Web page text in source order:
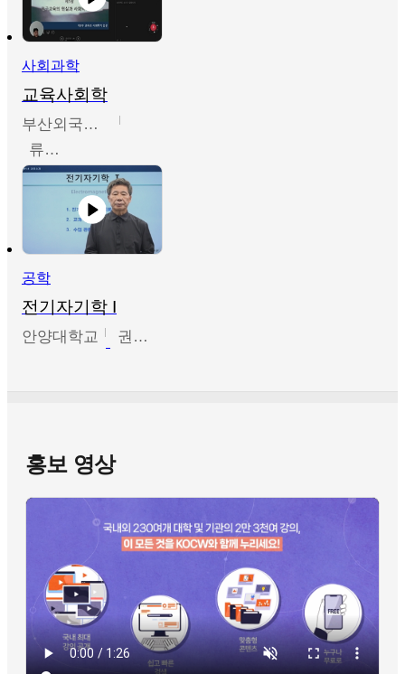
사회과학
교육사회학
부산외국어대학교
류영철
공학
전기자기학 I
안양대학교 권원현
홍보 영상